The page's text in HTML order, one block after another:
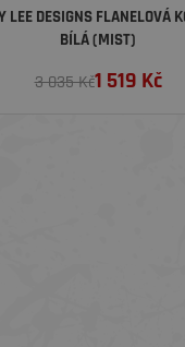
LEE DESIGNS FLANELOVÁ
BÍLÁ (MIST)
3 035 Kč1 519 Kč